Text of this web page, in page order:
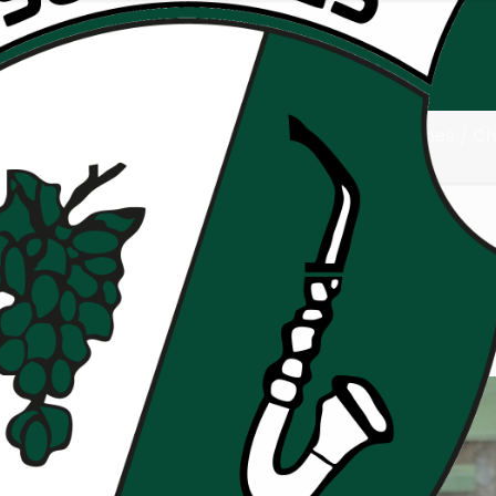
: Résumé et photos de
Equipe 1ère séniors : Résumé et photos de Suresnes /